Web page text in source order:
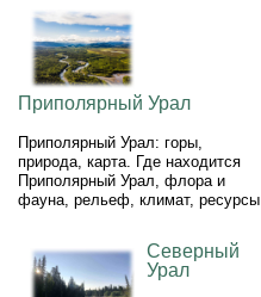
Приполярный Урал
Приполярный Урал: горы,
природа, карта. Где находится
Приполярный Урал, флора и
фауна, рельеф, климат, ресурсы
Северный
Урал